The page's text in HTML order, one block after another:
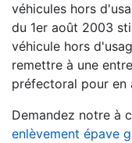
véhicules hors
du 1er août 2003
véhicule hors
remettre à une
préfectoral pour en
Demandez notre à
enlèvement épave